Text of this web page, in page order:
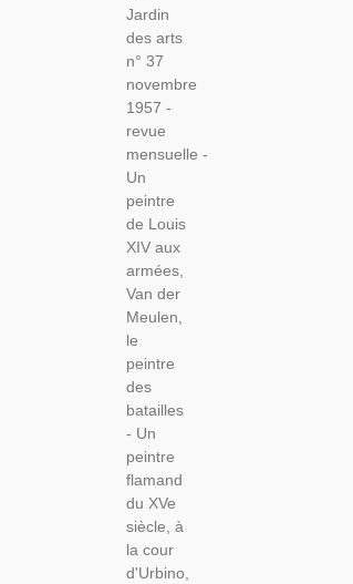
Gand
Peintre
Flamand,
Musée
Budapest,
Tapis, -
Le
Jardin
Des Arts
N°204
Mars
1970 -,
Jardin
des arts
n° 37
novembre
1957 -
revue
mensuelle -
Un
peintre
de Louis
XIV aux
armées,
Van der
Meulen,
le
peintre
des
batailles
- Un
peintre
flamand
du XVe
siècle, à
la cour
d'Urbino,